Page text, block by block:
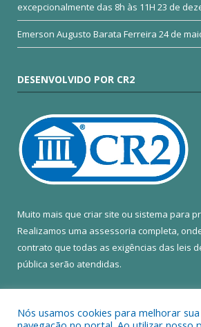
excepcionalmente das 8h às 11H 23 de
Emerson Augusto Barata Ferreira 24 de
DESENVOLVIDO POR CR2
Muito mais que criar site ou sistema para
Realizamos uma assessoria completa,
contrato que todas as exigências das leis
pública serão atendidas.
Nós usamos cookies para melhorar